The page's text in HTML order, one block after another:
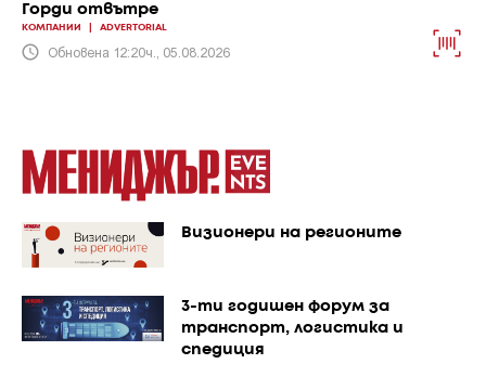
Горди отвътре
КОМПАНИИ ADVERTORIAL
Обновена 12:20ч., 05.08.2026
Визионери на регионите
3-ти годишен форум за
транспорт, логистика и
спедиция